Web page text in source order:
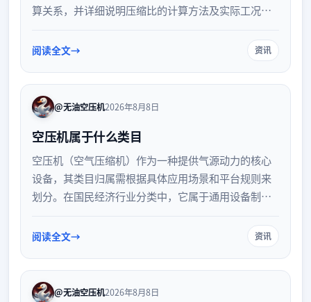
算关系，并详细说明压缩比的计算方法及实际工况中
理与参数设定。
阅读全文 资讯
@无油空压机2026年8月8日
空压机属于什么类目
空压机（空气压缩机）作为一种提供气源动力的核心
设备，其类目归属需根据具体应用场景和平台规则来
划分。在国民经济行业分类中，它属于通用设备制造
机电大类下的压缩设备或气动工具子类。了解其细分
阅读全文 资讯
@无油空压机2026年8月8日